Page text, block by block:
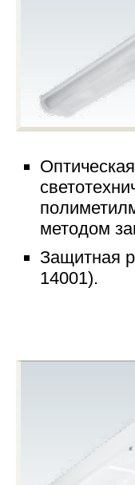
методом
Защитная
14001).